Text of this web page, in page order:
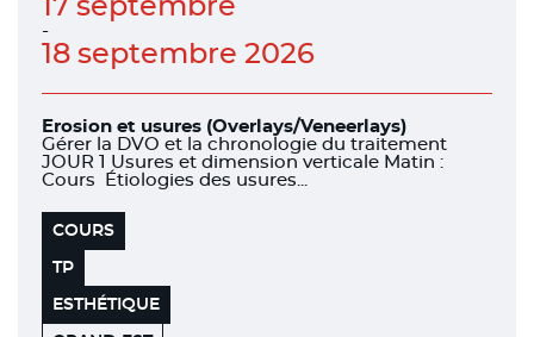
17 septembre
-
18 septembre 2026
Erosion et usures (Overlays/Veneerlays)
Gérer la DVO et la chronologie du traitement
JOUR 1 Usures et dimension verticale Matin :
Cours Étiologies des usures...
COURS
TP
ESTHÉTIQUE